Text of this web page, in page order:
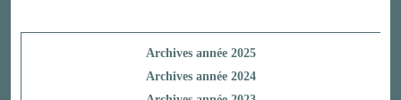
Archives année 2025
Archives année 2024